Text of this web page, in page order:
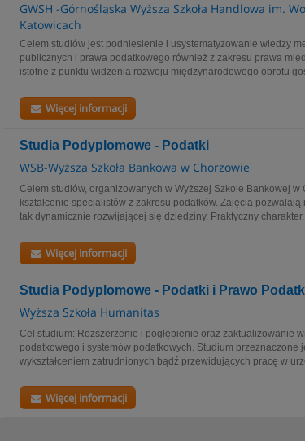
GWSH -Górnośląska Wyższa Szkoła Handlowa im.
Katowicach
Celem studiów jest podniesienie i usystematyzowanie wiedzy
publicznych i prawa podatkowego również z zakresu prawa
istotne z punktu widzenia rozwoju międzynarodowego obrotu
Więcej informacji
Studia Podyplomowe - Podatki
WSB-Wyższa Szkoła Bankowa w Chorzowie
Celem studiów, organizowanych w Wyższej Szkole Bankowej w
kształcenie specjalistów z zakresu podatków. Zajęcia
tak dynamicznie rozwijającej się dziedziny. Praktyczny
Więcej informacji
Studia Podyplomowe - Podatki i Prawo
Wyższa Szkoła Humanitas
Cel studium: Rozszerzenie i pogłębienie oraz zaktualizowanie
podatkowego i systemów podatkowych. Studium przeznaczone
wykształceniem zatrudnionych bądź przewidujących pracę w
Więcej informacji